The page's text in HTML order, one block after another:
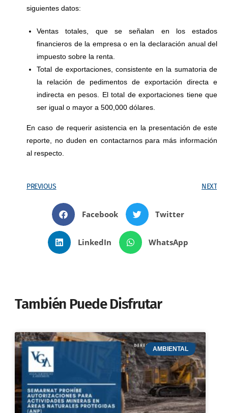
siguientes datos:
Ventas totales, que se señalan en los estados
financieros de la empresa o en la declaración anual del
impuesto sobre la renta.
Total de exportaciones, consistente en la sumatoria de
la relación de pedimentos de exportación directa e
indirecta en pesos. El total de exportaciones tiene que
ser igual o mayor a 500,000 dólares.
En caso de requerir asistencia en la presentación de este
reporte, no duden en contactarnos para más información
al respecto.
PREVIOUS NEXT
Facebook Twitter
LinkedIn WhatsApp
También Puede Disfrutar
AMBIENTAL